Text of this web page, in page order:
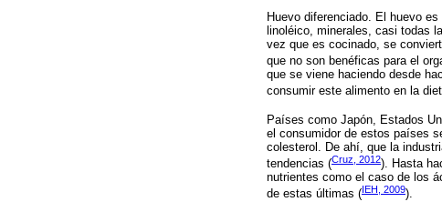
Huevo diferenciado. El huevo
linoléico, minerales, casi todas
vez que es cocinado, se
que no son benéficas para el
que se viene haciendo desde
consumir este alimento en la
Países como Japón, Estados
el consumidor de estos países
colesterol. De ahí, que la
tendencias (Cruz, 2012). Hasta
nutrientes como el caso de los
de estas últimas ( IEH, 2009).